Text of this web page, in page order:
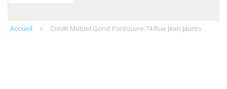
Accueil Crédit Mutuel Gond-Pontouvre 74 Rue Jean Jaurès